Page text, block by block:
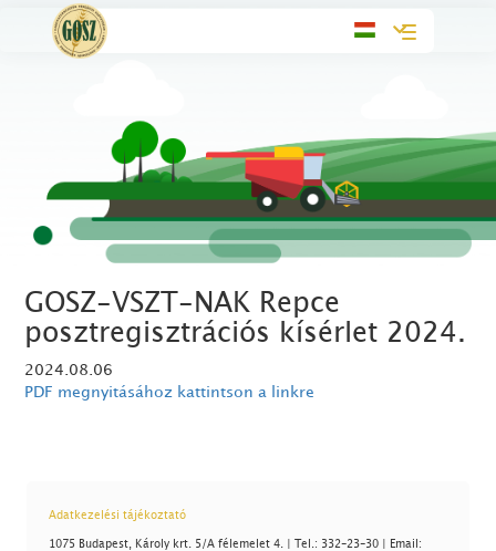
Toggle
GOSZ-VSZT-NAK Repce
posztregisztrációs kísérlet 2024.
2024.08.06
PDF megnyitásához kattintson a linkre
Adatkezelési tájékoztató
1075 Budapest, Károly krt. 5/A félemelet 4. | Tel.: 332-23-30 | Email: